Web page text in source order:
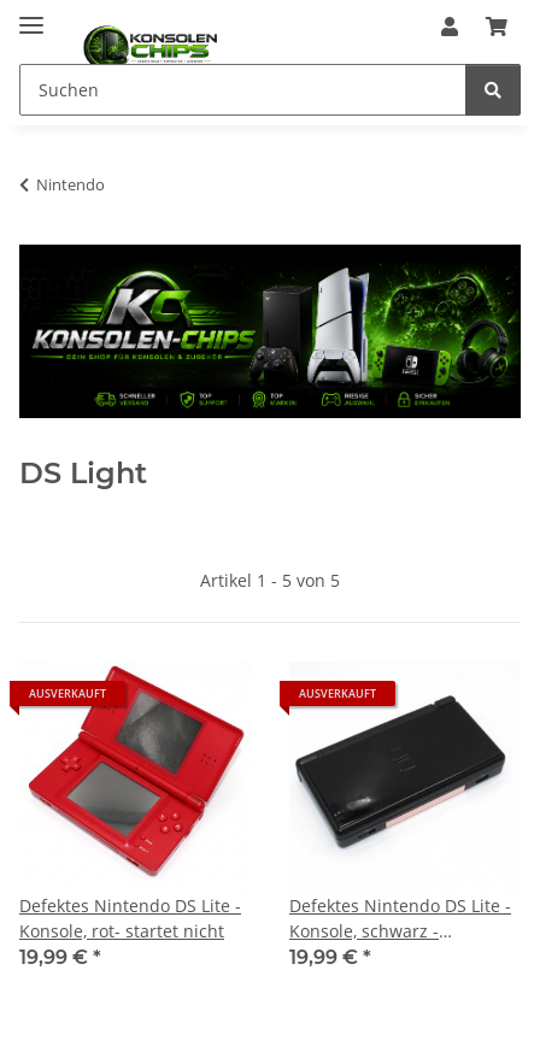
Nintendo
DS Light
Artikel 1 - 5 von 5
AUSVERKAUFT
Defektes Nintendo DS Lite -
Konsole, rot- startet nicht
19,99 € *
AUSVERKAUFT
Defektes Nintendo DS Lite -
Konsole, schwarz -
Scharnier defekt
19,99 € *